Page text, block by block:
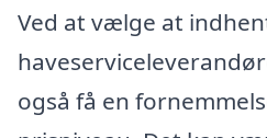
Ved at vælge at
også få en